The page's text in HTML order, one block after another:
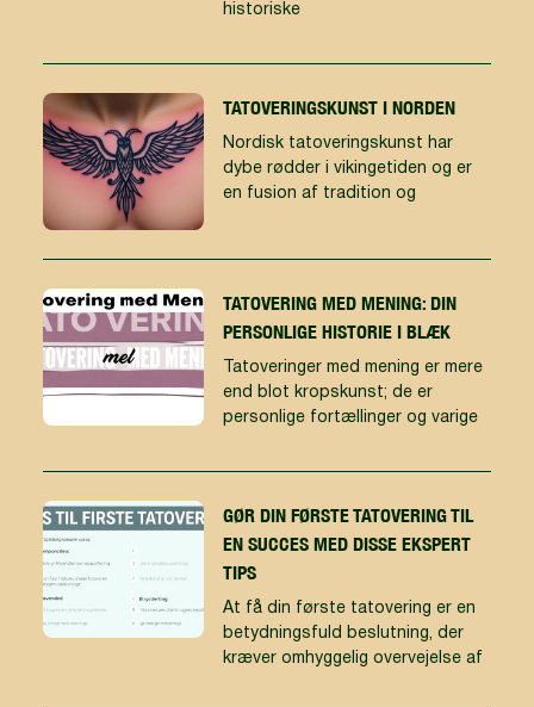
historiske
TATOVERINGSKUNST I NORDEN
Nordisk tatoveringskunst har
dybe rødder i vikingetiden og er
en fusion af tradition og
TATOVERING MED MENING: DIN
PERSONLIGE HISTORIE I BLÆK
Tatoveringer med mening er mere
end blot kropskunst; de er
personlige fortællinger og varige
GØR DIN FØRSTE TATOVERING TIL
EN SUCCES MED DISSE EKSPERT
TIPS
At få din første tatovering er en
betydningsfuld beslutning, der
kræver omhyggelig overvejelse af